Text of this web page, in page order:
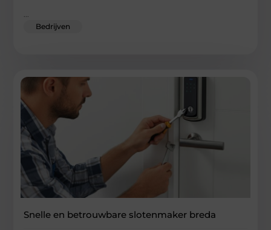
Bedrijven
Snelle en betrouwbare slotenmaker breda